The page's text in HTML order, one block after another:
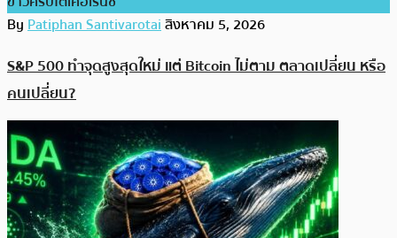
ByPatiphan Santivarotaiสิงหาคม 5, 2026
S&P 500 ทำจุดสูงสุดใหม่ แต่ Bitcoin ไม่ตาม ตลาดเปลี่ยน หรือ
คนเปลี่ยน?